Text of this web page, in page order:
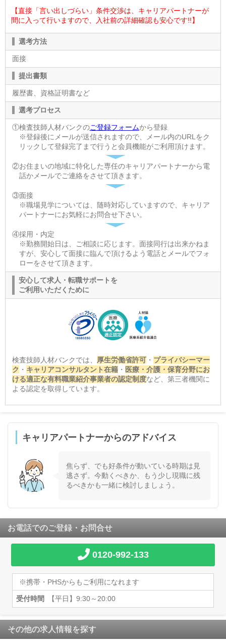
【直接「言い出しづらい」条件交渉は、キャリアパートナーが
間に入って行いますので、入社前の詳細確認も安心です!!】
選考方法
面接
提出書類
履歴書、資格証明書など
選考プロセス
①検査技師人材バンクのご登録フォームから登録
※登録後にメールが送信されますので、メール内のURLをク
リックして登録完了まで行うと会員機能がご利用頂けます。
②お住まいの地域に特化した専任のキャリアパートナーから電
話かメールでご連絡をさせて頂きます。
③面接
※職場見学については、随時対応していますので、キャリア
パートナーにお気軽にお問合せ下さい。
④採用・内定
※勤務開始日は、ご相談に応じます。面接同行は出来かねま
すが、安心して面接に臨んで頂けるよう電話とメールでフォ
ローをさせて頂きます。
安心して求人・転職サポートを
ご利用いただくために
検査技師人材バンクでは、 厚生労働省許可・ プライバシーマー
ク ・ キャリアコンサルタント在籍・ 医療・介護・保育分野にお
ける適正な有料職業紹介事業者の認定制度など、第三者機関に
よる認定を取得しています。
キャリアパートナーからのアドバイス
焦らず、でも好条件が動いている時期は見
逃さず。今動くべきか、もう少し現職に残
るべきかも一緒に検討しましょう。
お電話でのご登録・お問合せ
0120-992-133
※携帯・PHSからもご利用になれます
受付時間 【平日】9:30～20:00
その他の求人情報を探す